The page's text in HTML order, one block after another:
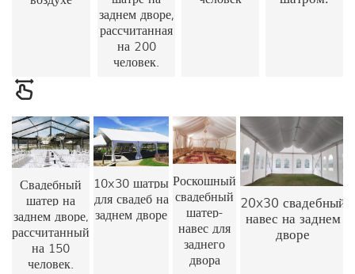
заднем дворе,
рассчитанная
на 200
человек.
Свадебный
шатер на
заднем дворе,
рассчитанный
на 150
человек.
10x30 шатры
для свадеб на
заднем дворе
Роскошный
свадебный
шатер-
навес для
заднего
двора
20x30 свадебный
навес на заднем
дворе